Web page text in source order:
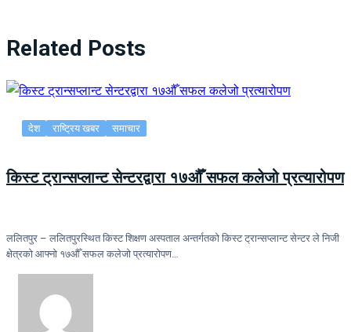
Related Posts
देश राष्ट्रिय खबर समाचार
किस्ट ट्रान्सप्लान्ट सेन्टरद्वारा १७औँ सफल कलेजो प्रत्यारोपण
ललितपुर – ललितपुरस्थित किस्ट शिक्षण अस्पताल अन्तर्गतको किस्ट ट्रान्सप्लान्ट सेन्टर ले निजी
क्षेत्रको आफ्नो १७औँ सफल कलेजो प्रत्यारोपण…